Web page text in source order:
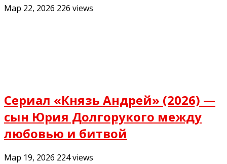
Мар 22, 2026 226 views
Сериал «Князь Андрей» (2026) —
сын Юрия Долгорукого между
любовью и битвой
Мар 19, 2026 224views